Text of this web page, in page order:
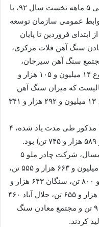
میزان تولید سنگ آهن معادن ایمیدرو طی ۵ ماهه نخست سال ۹۲، با
روابط عمومی سازمان توسعه
فروردین تا پایان
سنگ آهن فلات مرکزی،
سنگ آهن سیرجان،
جلال آباد، میشدوان و سنگان ) در مجموع ۱۴ میلیون و ۱۰۵ هزار و
حالیست كه میزان سنگ آهن
تولید شده در مدت مشابه سال گذشته، ۱۳ میلیون و ۲۹۲ هزار و ۳۴۱
همچنین، میزان تولید سنگ آهن ۸ معدن مذكور طی مدت یاد شده، ۴
بنا به این گزارش، طی ۵ ماهه نخست امسال، شركت چادر ملو ۵
میلیون و ۳۴۶ هزار و ۲۰۶ تن، گل گهر ۳ میلیون و ۶۶۳ هزار و ۵۵۵ تن،
سنگ آهن مركزی ۲ میلیون و ۸۴۲ هزار و ۸۰۰ تن، سنگان ۶۴۳ هزار و
۴۸۶ تن، مجتمع سنگ آهن سیرجان ۵۸۰ هزار و ۶۵۵ تن، جلال آباد ۴۶۰
هزار و ۶۸۸ تن، میشدوان ۳۵۱ هزار و ۹۱۳ تن و مجتمع معادن سنگ